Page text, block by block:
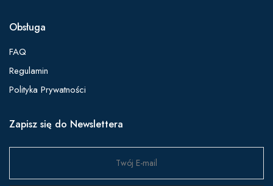
Obsługa
FAQ
Regulamin
Polityka Prywatności
Zapisz się do Newslettera